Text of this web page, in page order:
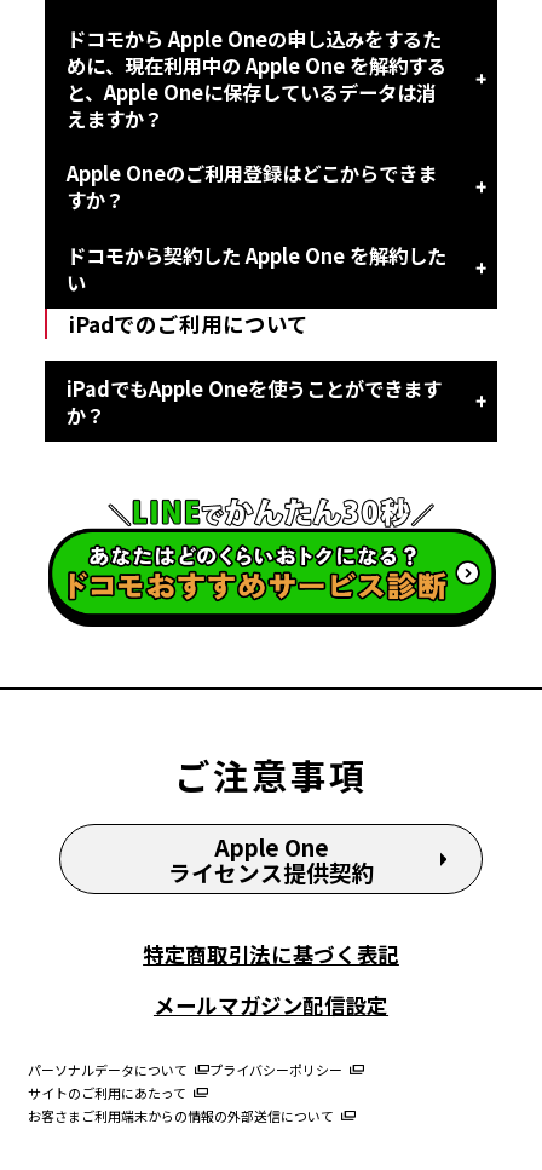
ドコモから Apple Oneの申し込みをするた
めに、現在利用中の Apple One を解約する
と、Apple Oneに保存しているデータは消
えますか？
Apple Oneのご利用登録はどこからできま
すか？
ドコモから契約した Apple One を解約した
い
iPadでのご利用について
iPadでもApple Oneを使うことができます
か？
ご注意事項
Apple One
ライセンス提供契約
特定商取引法に基づく表記
メールマガジン配信設定
パーソナルデータについて
プライバシーポリシー
サイトのご利用にあたって
お客さまご利用端末からの情報の外部送信について